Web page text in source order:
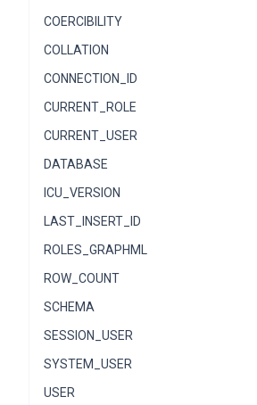
COERCIBILITY
COLLATION
CONNECTION_ID
CURRENT_ROLE
CURRENT_USER
DATABASE
ICU_VERSION
LAST_INSERT_ID
ROLES_GRAPHML
ROW_COUNT
SCHEMA
SESSION_USER
SYSTEM_USER
USER